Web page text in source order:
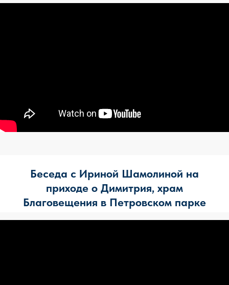
Беседа с Ириной Шамолиной на
приходе о Димитрия, храм
Благовещения в Петровском парке